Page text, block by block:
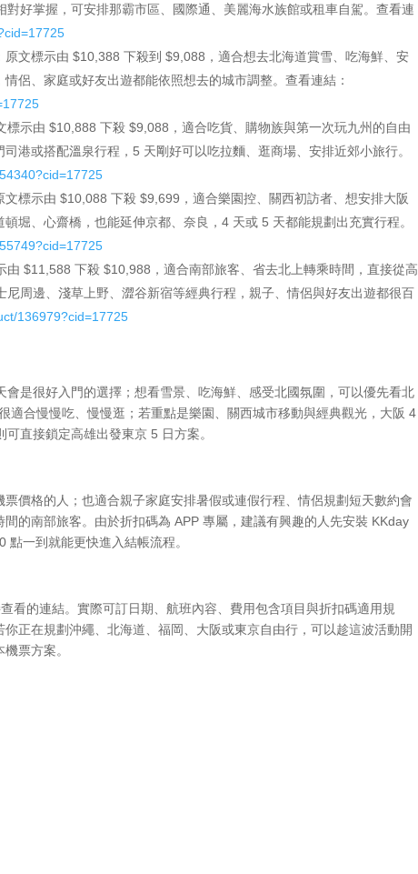
好掌握，可安排那霸市區、國際通、美麗海水族館或租車自駕。查看連
原文標示由 $10,388 下殺到 $9,088，適合想去北海道賞雪、吃海鮮、安
侶、家庭或好友出遊都能依照想去的城市調整。查看連結：
標示由 $10,888 下殺 $9,088，適合吃貨、購物族與第一次玩九州的自由
港或搭配溫泉行程，5 天剛好可以吃拉麵、逛商場、安排近郊小旅行。
文標示由 $10,088 下殺 $9,699，適合樂園控、關西初訪者、想安排大阪
堀、心齋橋，也能延伸京都、奈良，4 天或 5 天都能規劃出充實行程。
由 $11,588 下殺 $10,988，適合南部旅客、省去北上轉乘時間，直接從高
周邊、淺草上野、澀谷新宿等經典行程，親子、情侶與好友出遊都很百
136979?cid=17725
是很好入門的選擇；想看雪景、吃海鮮、感受北國氛圍，可以優先看北
適合慢慢吃、慢慢逛；若重點是樂園、關西城市移動與經典觀光，大阪 4
直接鎖定高雄出發東京 5 日方案。
價格的人；也適合親子家庭安排暑假或連假行程、情侶規劃短天數約會
的南部旅客。由於折扣碼為 APP 專屬，建議有興趣的人先安裝 KKday
一到就能更快進入結帳流程。
看的連結。實際可訂日期、航班內容、費用包含項目與折扣碼適用規
正在規劃沖繩、北海道、福岡、大阪或東京自由行，可以趁這波活動開
票方案。